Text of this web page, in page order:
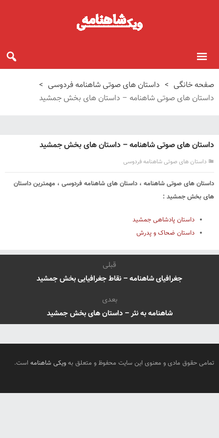
صفحه خانگی > داستان های صوتی شاهنامه فردوسی >
داستان های صوتی شاهنامه – داستان های بخش جمشید
داستان های صوتی شاهنامه – داستان های بخش جمشید
داستان های صوتی شاهنامه فردوسی
داستان های صوتی شاهنامه ، داستان های شاهنامه فردوسی ، مهمترین داستان
های بخش جمشید :
داستان پادشاهی جمشید
داستان ضحاک و پدرش
قبلی
جغرافیای شاهنامه – نقاط جغرافیایی بخش جمشید
بعدی
شاهنامه به نثر – داستان های بخش جمشید
تمامی حقوق مادی و معنوی این سایت محفوظ و متعلق به ویکی شاهنامه است.